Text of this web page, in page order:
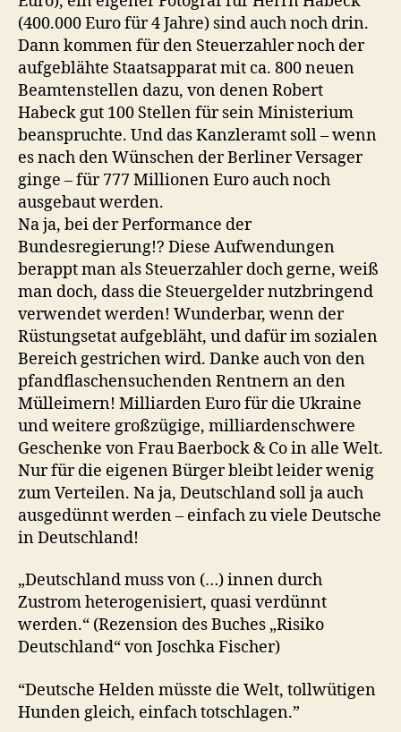
(400.000 Euro für 4 Jahre) sind auch noch drin.
Dann kommen für den Steuerzahler noch der
aufgeblähte Staatsapparat mit ca. 800 neuen
Beamtenstellen dazu, von denen Robert
Habeck gut 100 Stellen für sein Ministerium
beanspruchte. Und das Kanzleramt soll – wenn
es nach den Wünschen der Berliner Versager
ginge – für 777 Millionen Euro auch noch
ausgebaut werden.
Na ja, bei der Performance der
Bundesregierung!? Diese Aufwendungen
berappt man als Steuerzahler doch gerne, weiß
man doch, dass die Steuergelder nutzbringend
verwendet werden! Wunderbar, wenn der
Rüstungsetat aufgebläht, und dafür im sozialen
Bereich gestrichen wird. Danke auch von den
pfandflaschensuchenden Rentnern an den
Mülleimern! Milliarden Euro für die Ukraine
und weitere großzügige, milliardenschwere
Geschenke von Frau Baerbock & Co in alle Welt.
Nur für die eigenen Bürger bleibt leider wenig
zum Verteilen. Na ja, Deutschland soll ja auch
ausgedünnt werden – einfach zu viele Deutsche
in Deutschland!
„Deutschland muss von (…) innen durch
Zustrom heterogenisiert, quasi verdünnt
werden.“ (Rezension des Buches „Risiko
Deutschland“ von Joschka Fischer)
“Deutsche Helden müsste die Welt, tollwütigen
Hunden gleich, einfach totschlagen.”